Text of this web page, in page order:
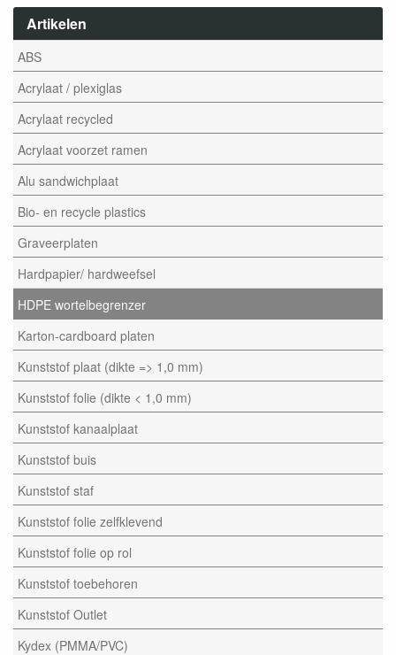
Artikelen
ABS
Acrylaat / plexiglas
Acrylaat recycled
Acrylaat voorzet ramen
Alu sandwichplaat
Bio- en recycle plastics
Graveerplaten
Hardpapier/ hardweefsel
HDPE wortelbegrenzer
Karton-cardboard platen
Kunststof plaat (dikte => 1,0 mm)
Kunststof folie (dikte < 1,0 mm)
Kunststof kanaalplaat
Kunststof buis
Kunststof staf
Kunststof folie zelfklevend
Kunststof folie op rol
Kunststof toebehoren
Kunststof Outlet
Kydex (PMMA/PVC)